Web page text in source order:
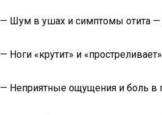
— Шум в ушах и симптомы отита —
— Ноги «крутит» и
— Неприятные ощущения и боль в